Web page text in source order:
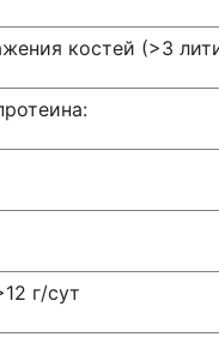
костей (>3
г/сут